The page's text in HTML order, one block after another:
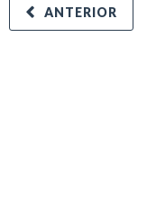
ANTERIOR